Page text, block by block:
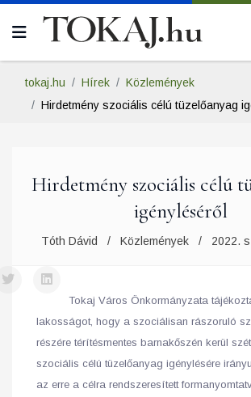
tokaj.hu Hírek
Közlemények
Hirdetmény szociális célú tüzelőanyag
Hirdetmény szociális célú
igényléséről
Tóth Dávid Közlemények 2022.
Tokaj Város Önkormányzata
lakosságot, hogy a szociálisan rászoruló
részére térítésmentes barnakőszén kerül
szociális célú tüzelőanyag igénylésére
az erre a célra rendszeresített